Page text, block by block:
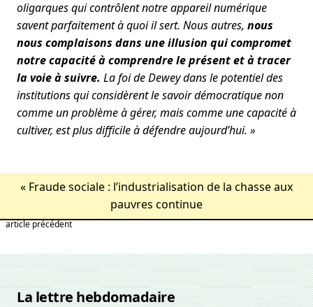
oligarques qui contrôlent notre appareil numérique
savent parfaitement à quoi il sert. Nous autres, nous
nous complaisons dans une illusion qui compromet
notre capacité à comprendre le présent et à tracer
la voie à suivre. La foi de Dewey dans le potentiel des
institutions qui considèrent le savoir démocratique non
comme un problème à gérer, mais comme une capacité à
cultiver, est plus difficile à défendre aujourd’hui. »
article précédent
« Fraude sociale : l’industrialisation de la chasse aux
pauvres continue
La lettre hebdomadaire